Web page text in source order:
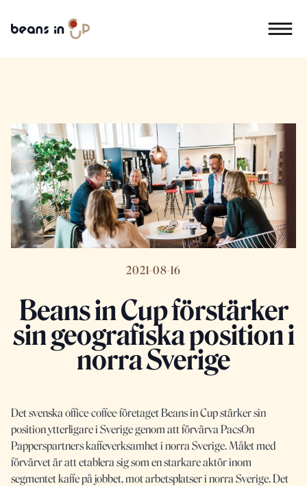
2021-08-16
Beans in Cup förstärker
sin geografiska position i
norra Sverige
Det svenska office-coffee-företaget Beans in Cup stärker sin
position ytterligare i Sverige genom att förvärva PacsOn
Papperspartners kaffeverksamhet i norra Sverige. Målet med
förvärvet är att etablera sig som en starkare aktör inom
segmentet kaffe på jobbet, mot arbetsplatser i norra Sverige. Det